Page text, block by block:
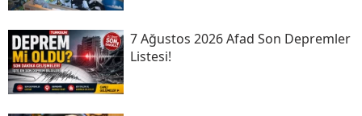
7 Ağustos 2026 Afad Son Depremler
Listesi!